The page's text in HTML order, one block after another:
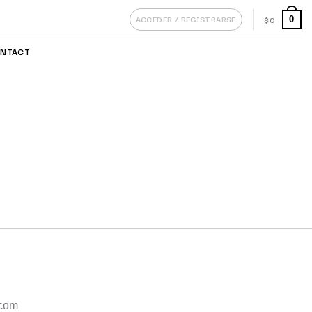
ACCEDER / REGISTRARSE $0 0